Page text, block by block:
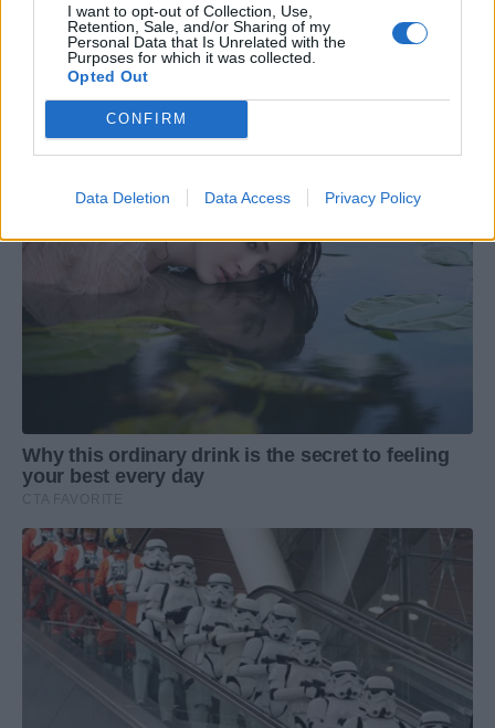
I want to opt-out of Collection, Use,
Retention, Sale, and/or Sharing of my
Personal Data that Is Unrelated with the
Purposes for which it was collected.
Opted Out
CONFIRM
Data Deletion Data Access Privacy Policy